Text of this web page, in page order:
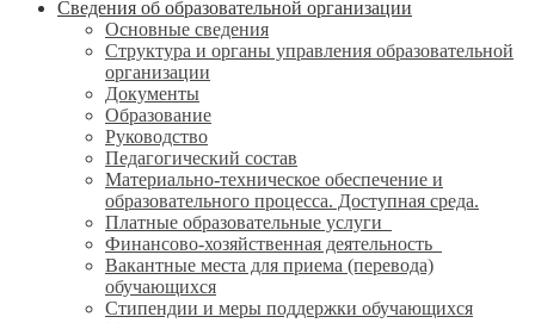
Сведения об образовательной организации
Основные сведения
Структура и органы управления образовательной
организации
Документы
Образование
Руководство
Педагогический состав
Материально-техническое обеспечение и
образовательного процесса. Доступная среда.
Платные образовательные услуги
Финансово-хозяйственная деятельность
Вакантные места для приема (перевода)
обучающихся
Стипендии и меры поддержки обучающихся